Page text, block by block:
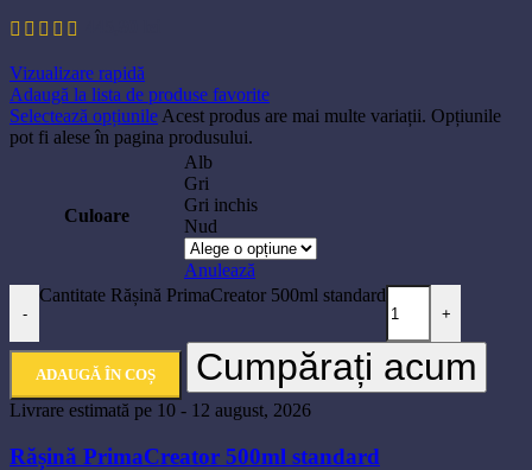
Vizualizare rapidă
Adaugă la lista de produse favorite
Selectează opțiunile Acest produs are mai multe variații. Opțiunile
pot fi alese în pagina produsului.
Culoare
Alb
Gri
Gri inchis
Nud
Anulează
-
Cantitate Rășină PrimaCreator 500ml standard
+
ADAUGĂ ÎN COȘ Cumpărați acum
Livrare estimată pe 10 - 12 august, 2026
Rășină PrimaCreator 500ml standard